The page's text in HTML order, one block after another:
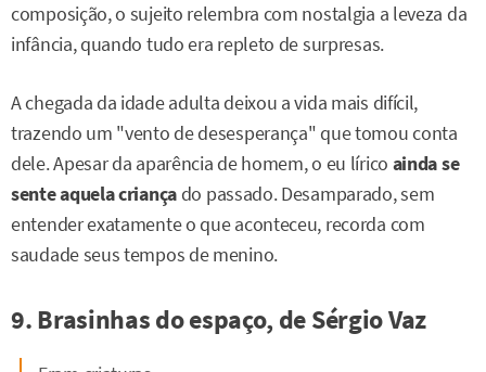
composição, o sujeito relembra com nostalgia a leveza da
infância, quando tudo era repleto de surpresas.
A chegada da idade adulta deixou a vida mais difícil,
trazendo um "vento de desesperança" que tomou conta
dele. Apesar da aparência de homem, o eu lírico ainda se
sente aquela criançado passado. Desamparado, sem
entender exatamente o que aconteceu, recorda com
saudade seus tempos de menino.
9. Brasinhas do espaço, de Sérgio Vaz